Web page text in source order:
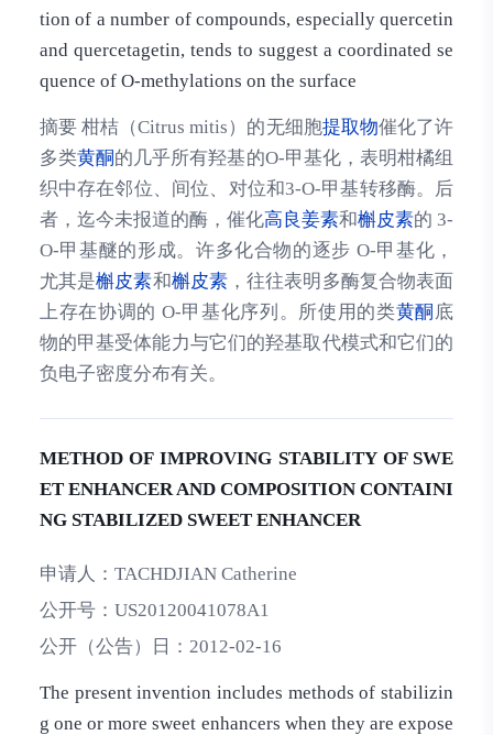
tion of a number of compounds, especially quercetin
and quercetagetin, tends to suggest a coordinated se
quence of O-methylations on the surface
摘要 柑桔（Citrus mitis）的无细胞提取物催化了许
多类黄酮的几乎所有羟基的O-甲基化，表明柑橘组
织中存在邻位、间位、对位和3-O-甲基转移酶。后
者，迄今未报道的酶，催化高良姜素和槲皮素的 3-
O-甲基醚的形成。许多化合物的逐步 O-甲基化，
尤其是槲皮素和槲皮素，往往表明多酶复合物表面
上存在协调的 O-甲基化序列。所使用的类黄酮 底
物的甲基受体能力与它们的羟基取代模式和它们的
负电子密度分布有关。
METHOD OF IMPROVING STABILITY OF SWE
ET ENHANCER AND COMPOSITION CONTAINI
NG STABILIZED SWEET ENHANCER
申请人： TACHDJIAN Catherine
公开号： US20120041078A1
公开（公告）日： 2012-02-16
The present invention includes methods of stabilizin
g one or more sweet enhancers when they are expose